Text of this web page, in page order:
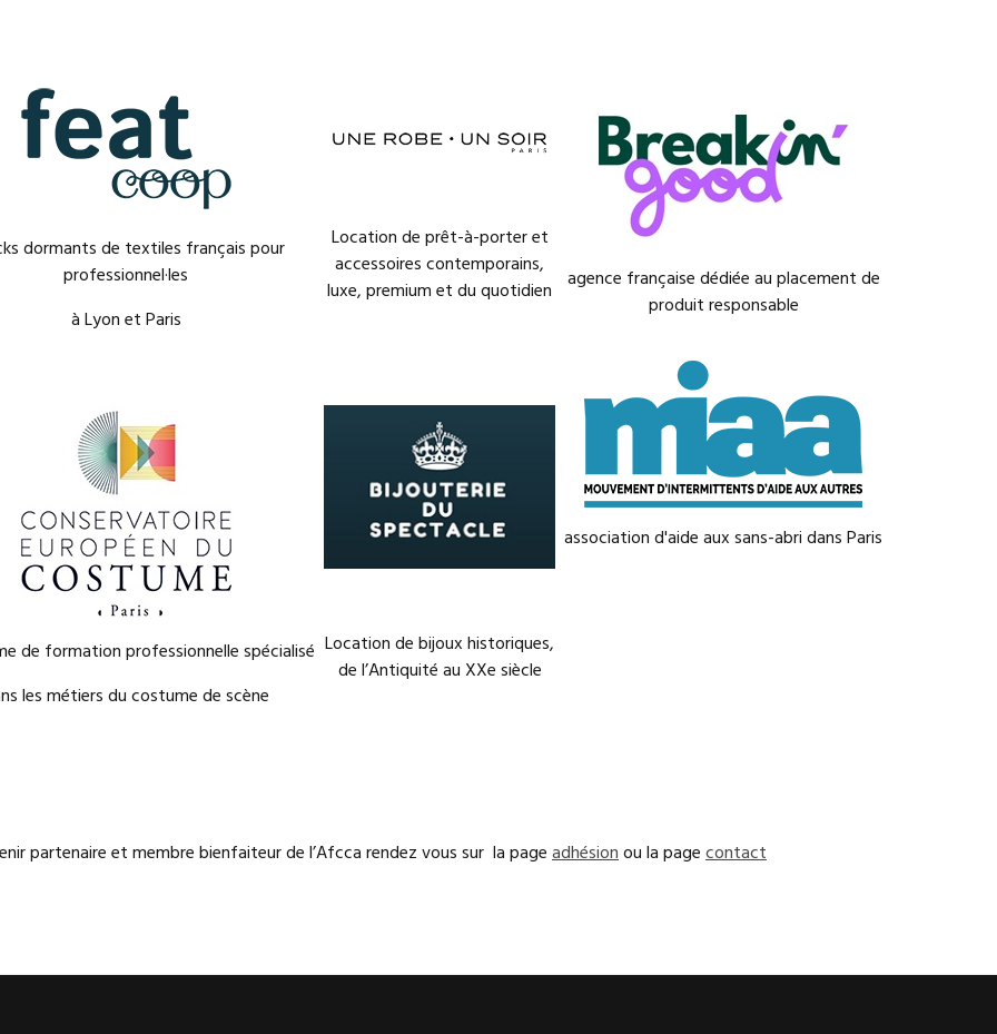
dormants de textiles français pour
professionnel·les
à Lyon et Paris
Location de prêt-à-porter et
accessoires contemporains,
luxe, premium et du quotidien agence française dédiée au placement de
produit responsable
de formation professionnelle spécialisé
les métiers du costume de scène
Location de bijoux historiques,
de l’Antiquité au XXe siècle
association d'aide aux sans-abri dans Paris
partenaire et membre bienfaiteur de l’Afcca rendez vous sur la pageadhésionou la pagecontact